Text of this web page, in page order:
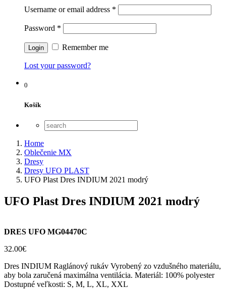
Username or email address *
Password *
Remember me
Lost your password?
0
Košík
Home
Oblečenie MX
Dresy
Dresy UFO PLAST
UFO Plast Dres INDIUM 2021 modrý
UFO Plast Dres INDIUM 2021 modrý
DRES UFO MG04470C
32.00€
Dres INDIUM Raglánový rukáv Vyrobený zo vzdušného materiálu,
aby bola zaručená maximálna ventilácia. Materiál: 100% polyester
Dostupné veľkosti: S, M, L, XL, XXL